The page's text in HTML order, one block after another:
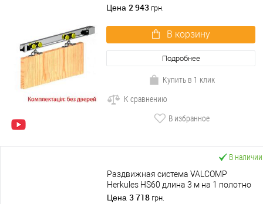
весом до 60 кг
Цена 2 943 грн.
В корзину
Подробнее
Купить в 1 клик
К сравнению
В избранное
В наличии
Раздвижная система VALCOMP
Herkules HS60 длина 3 м на 1 полотно
весом до 60 кг
Цена 3 718 грн.